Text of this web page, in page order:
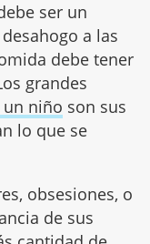
ser un
a las
debe tener
grandes
un niño son sus
lo que se
obsesiones, o
de sus